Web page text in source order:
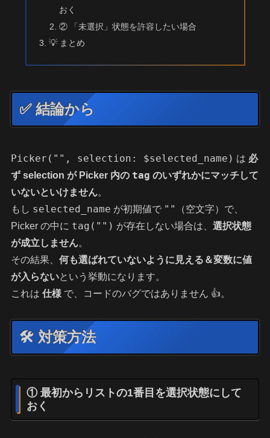
おく
② 「未選択」状態を許容したい場合
💡 まとめ
✅ 結論から
Picker("", selection: $selected_name) は 必
ず selection が Picker 内の tag のいずれかにマッチして
いないといけません。
もし selected_name が初期値で ""
（空文字）で、
Picker の中に tag("") が存在しない場合は、選択状態
が成立しません。
その結果、何も選ばれていないように見える＆変数に値
が入らないという挙動になります。
これは仕様 で、コードのバグではありません 👍。
🛠 対策方法
① 最初からリストの1番目を選択状態にして
おく